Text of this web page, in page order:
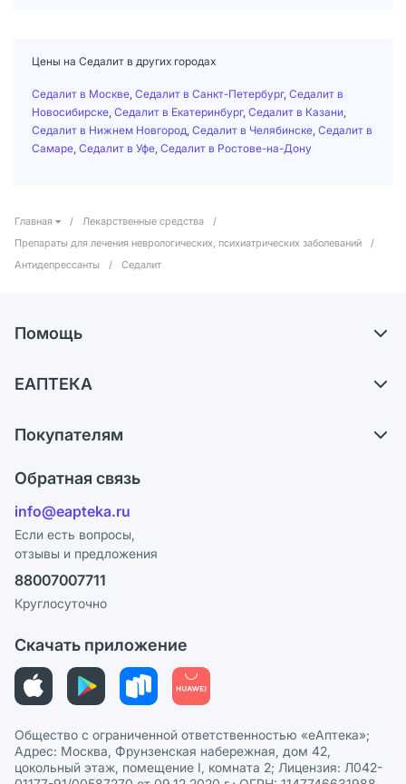
Цены на Седалит в других городах
Седалит в Москве Седалит в Санкт-Петербург, Седалит в
Новосибирске Седалит в Екатеринбург, Седалит в Казани
Седалит в Нижнем Новгород Седалит в Челябинске Седалит в
Самаре Седалит в Уфе Седалит в Ростове-на-Дону
Главная / Лекарственные средства
/
Препараты для лечения неврологических, психиатрических заболеваний
/
Антидепрессанты
/ Седалит
Помощь
Самовывоз из аптек
Ответы на вопросы
Блог
ЕАПТЕКА
Карьера
Поставщики
Лицензия
Реклама на сайте
Ваши товары на ЕАПТЕКЕ
Покупателям
Программа СберСпасибо
Политика конфиденциальности
Пользовательское соглашение
Политика рекомендаций
Этика и соответствие
Политика в отношении обработки персональных данных
Обратная связь
info@eapteka.ru
Если есть вопросы,
отзывы и предложения
88007007711
Круглосуточно
Скачать приложение
Общество с ограниченной ответственностью «еАптека»;
Адрес: Москва, Фрунзенская набережная, дом 42,
цокольный этаж, помещение I, комната 2; Лицензия: Л042-